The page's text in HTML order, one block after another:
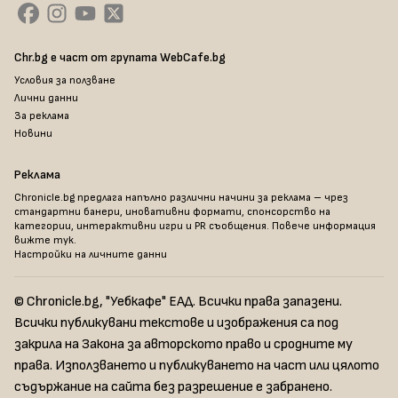
Chr.bg е част от групата WebCafe.bg
Условия за ползване
Лични данни
За реклама
Новини
Реклама
Chronicle.bg предлага напълно различни начини за реклама – чрез
стандартни банери, иновативни формати, спонсорство на
категории, интерактивни игри и PR съобщения. Повече информация
вижте тук.
Настройки на личните данни
© Chronicle.bg, "Уебкафе" ЕАД. Всички права запазени.
Всички публикувани текстове и изображения са под
закрила на Закона за авторското право и сродните му
права. Използването и публикуването на част или цялото
съдържание на сайта без разрешение е забранено.